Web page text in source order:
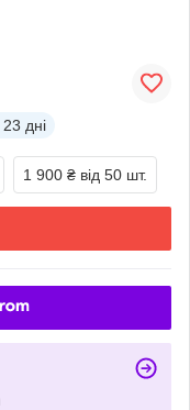
23 дні
1 900 ₴ від 50 шт.